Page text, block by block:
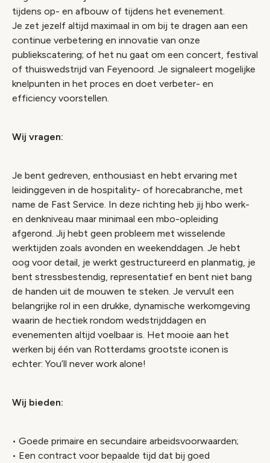
tijdens op- en afbouw of tijdens het evenement.
Je zet jezelf altijd maximaal in om bij te dragen aan een
continue verbetering en innovatie van onze
publiekscatering; of het nu gaat om een concert, festival
of thuiswedstrijd van Feyenoord. Je signaleert mogelijke
knelpunten in het proces en doet verbeter- en
efficiency voorstellen.
Wij vragen:
Je bent gedreven, enthousiast en hebt ervaring met
leidinggeven in de hospitality- of horecabranche, met
name de Fast Service. In deze richting heb jij hbo werk-
en denkniveau maar minimaal een mbo-opleiding
afgerond. Jij hebt geen probleem met wisselende
werktijden zoals avonden en weekenddagen. Je hebt
oog voor detail, je werkt gestructureerd en planmatig, je
bent stressbestendig, representatief en bent niet bang
de handen uit de mouwen te steken. Je vervult een
belangrijke rol in een drukke, dynamische werkomgeving
waarin de hectiek rondom wedstrijddagen en
evenementen altijd voelbaar is. Het mooie aan het
werken bij één van Rotterdams grootste iconen is
echter: You’ll never work alone!
Wij bieden:
• Goede primaire en secundaire arbeidsvoorwaarden;
• Een contract voor bepaalde tijd dat bij goed